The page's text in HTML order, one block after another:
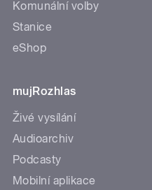
Komunální volby
Stanice
eShop
mujRozhlas
Živé vysílání
Audioarchiv
Podcasty
Mobilní aplikace